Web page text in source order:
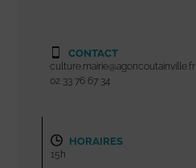
CONTACT
culture.mairie@agoncoutainville.fr
02 33 76 67 34
HORAIRES
15h